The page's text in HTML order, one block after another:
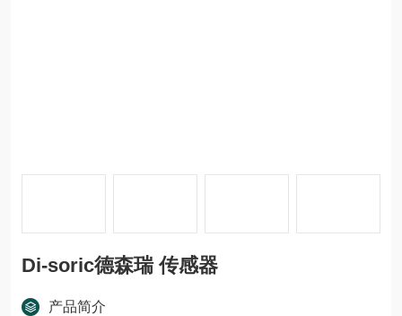
Di-soric德森瑞 传感器
产品简介